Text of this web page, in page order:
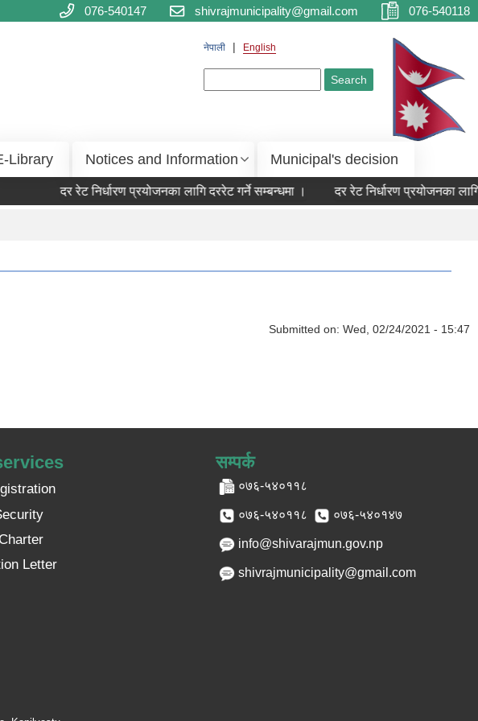
076-540147 shivrajmunicipality@gmail.com 076-540118
नेपाली English
Library Notices and Information Municipal's decision
दर रेट निर्धारण प्रयोजनका लागि दररेट गर्ने सम्बन्धमा । दर रेट निर्धारण प्रयोजनका
Submitted on: Wed, 02/24/2021 - 15:47
Letter
सम्पर्क
०७६-५४०११८
०७६-५४०११८ ०७६-५४०१४७
info@shivarajmun.gov.np
shivrajmunicipality@gmail.com